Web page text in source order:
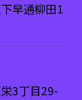
早通柳田1
3丁目29-